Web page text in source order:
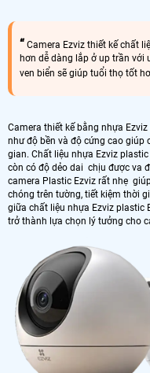
Camera Ezviz thiết kế chất
hơn dễ dàng lắp ở up trần với
ven biển sẽ giúp tuổi thọ tốt
Camera thiết kế bằng nhựa
như độ bền và độ cứng cao giúp
gian. Chất liệu nhựa Ezviz
còn có độ dẻo dai chịu được va
camera Plastic Ezviz rất nhẹ
chóng trên tường, tiết kiệm thời
giữa chất liệu nhựa Ezviz plastic
trở thành lựa chọn lý tưởng cho